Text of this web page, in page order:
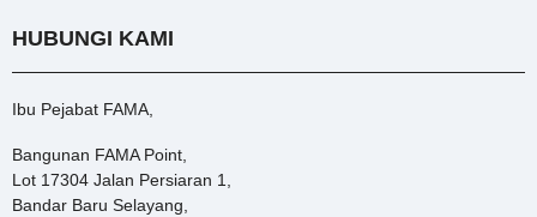
HUBUNGI KAMI
Ibu Pejabat FAMA,
Bangunan FAMA Point,
Lot 17304 Jalan Persiaran 1,
Bandar Baru Selayang,